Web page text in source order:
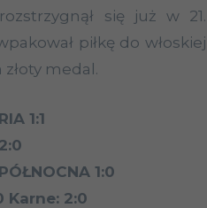
się już w 21.
piłkę do włoskiej
złoty medal.
1:1
1:0
Karne: 2:0